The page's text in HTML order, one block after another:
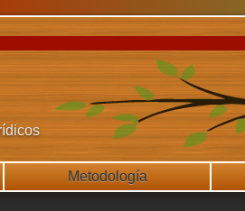
Metodología